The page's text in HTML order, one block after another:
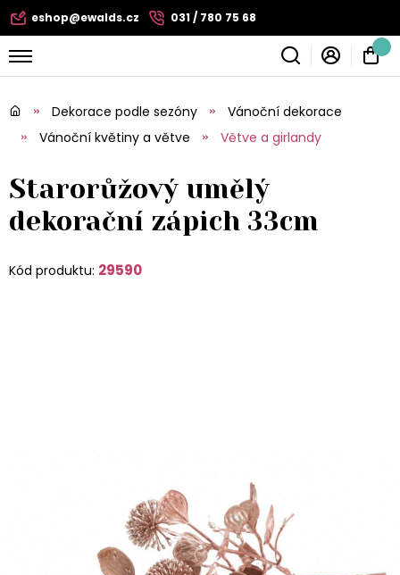
eshop@ewalds.cz 031 / 780 75 68
Dekorace podle sezóny
Vánoční dekorace
Vánoční květiny a větve
Větve a girlandy
Starorůžový umělý
dekorační zápich 33cm
Kód produktu: 29590